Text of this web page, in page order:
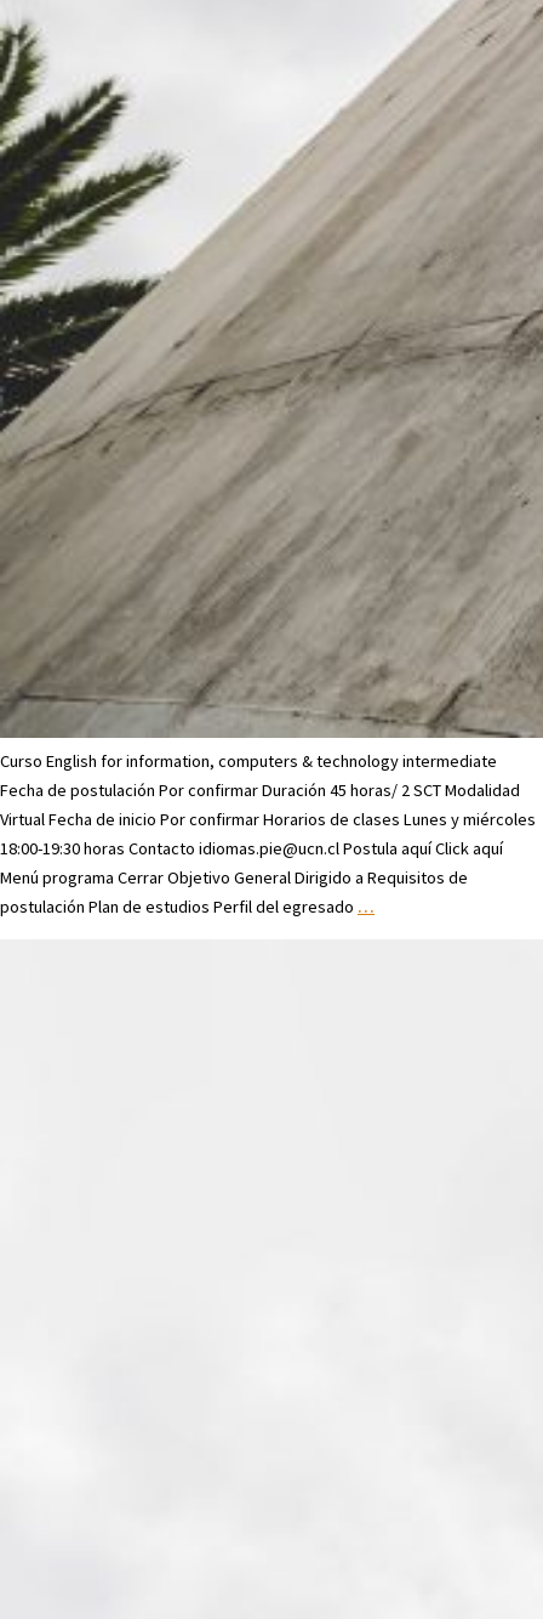
Curso English for information, computers & technology intermediate
Fecha de postulación Por confirmar Duración 45 horas/ 2 SCT Modalidad
Virtual Fecha de inicio Por confirmar Horarios de clases Lunes y miércoles
18:00-19:30 horas Contacto idiomas.pie@ucn.cl Postula aquí Click aquí
Menú programa Cerrar Objetivo General Dirigido a Requisitos de
postulación Plan de estudios Perfil del egresado …